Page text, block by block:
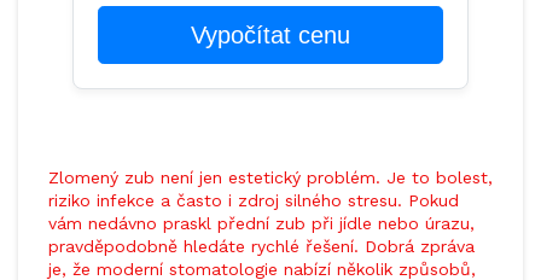
Vypočítat cenu
Zlomený zub není jen estetický problém. Je to bolest,
riziko infekce a často i zdroj silného stresu. Pokud
vám nedávno praskl přední zub při jídle nebo úrazu,
pravděpodobně hledáte rychlé řešení. Dobrá zpráva
je, že moderní stomatologie nabízí několik způsobů,